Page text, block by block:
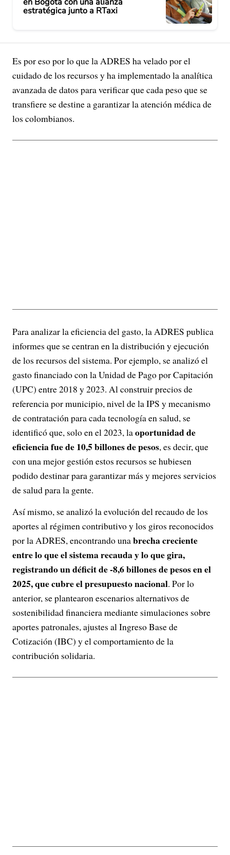
estratégica junto a RTaxi
Es por eso por lo que la ADRES ha velado por el
cuidado de los recursos y ha implementado la analítica
avanzada de datos para verificar que cada peso que se
transfiere se destine a garantizar la atención médica de
los colombianos.
Para analizar la eficiencia del gasto, la ADRES publica
informes que se centran en la distribución y ejecución
de los recursos del sistema. Por ejemplo, se analizó el
gasto financiado con la Unidad de Pago por Capitación
(UPC) entre 2018 y 2023. Al construir precios de
referencia por municipio, nivel de la IPS y mecanismo
de contratación para cada tecnología en salud, se
identificó que, solo en el 2023, laoportunidad de
eficiencia fue de 10,5 billones de pesos, es decir, que
con una mejor gestión estos recursos se hubiesen
podido destinar para garantizar más y mejores servicios
de salud para la gente.
Así mismo, se analizó la evolución del recaudo de los
aportes al régimen contributivo y los giros reconocidos
por la ADRES, encontrando unabrecha creciente
entre lo que el sistema recauda y lo que gira,
registrando un déficit de -8,6 billones de pesos en el
2025, que cubre el presupuesto nacional. Por lo
anterior, se plantearon escenarios alternativos de
sostenibilidad financiera mediante simulaciones sobre
aportes patronales, ajustes al Ingreso Base de
Cotización (IBC) y el comportamiento de la
contribución solidaria.